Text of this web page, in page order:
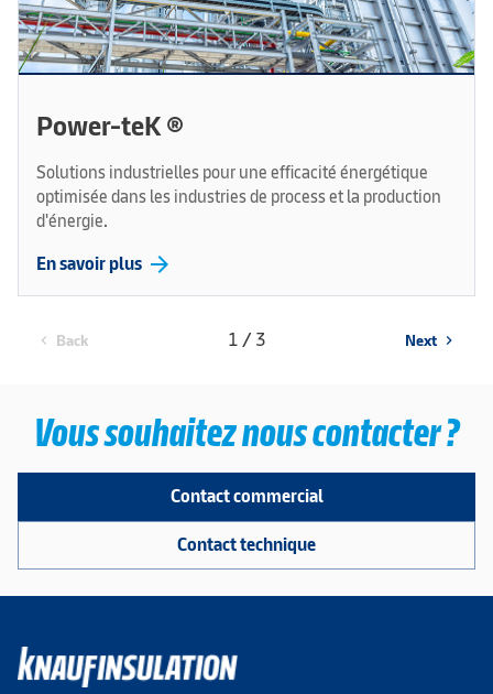
Power-teK ®
Solutions industrielles pour une efficacité énergétique
optimisée dans les industries de process et la production
d'énergie.
En savoir plus arrow_forward
chevron_left Back 1 / 3 Next chevron_right
Vous souhaitez nous contacter ?
Contact commercial
Contact technique